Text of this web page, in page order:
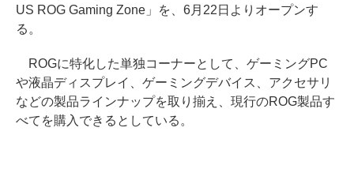
US ROG Gaming Zone」を、6月22日よりオープンす
る。
ROGに特化した単独コーナーとして、ゲーミングPC
や液晶ディスプレイ、ゲーミングデバイス、アクセサリ
などの製品ラインナップを取り揃え、現行のROG製品す
べてを購入できるとしている。